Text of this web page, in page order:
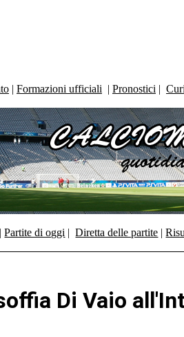
| Formazioni ufficiali | Pronostici |
|Partite di oggi |Diretta delle partite |
Di Vaio